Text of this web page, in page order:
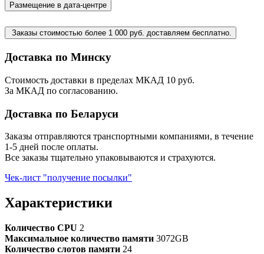
Размещение в дата-центре
Заказы стоимостью более 1 000 руб. доставляем бесплатно.
Доставка по Минску
Стоимость доставки в пределах МКАД 10 руб.
За МКАД по согласованию.
Доставка по Беларуси
Заказы отправляются транспортными компаниями, в течение
1-5 дней после оплаты.
Все заказы тщательно упаковываются и страхуются.
Чек-лист "получение посылки"
Характеристики
Количество CPU 2
Максимальное количество памяти 3072GB
Количество слотов памяти 24